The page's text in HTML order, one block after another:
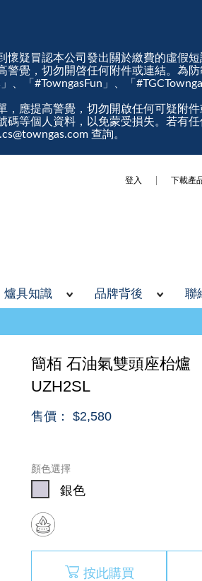
懷疑冒認本公司發出關於繳費的虛假
警覺，切勿開啓任何附件或連結。為
、「#TowngasFun」、「
，應提高警覺，切勿開啟任何可疑附
碼等個人資料，以免蒙受損失。若有
查詢。
登入 下載產
爐具知識 品牌背後 聯
簡栢 石油氣雙頭座枱爐
UZH2SL
售價： $2,580
顏色選擇
銀色
按此購買